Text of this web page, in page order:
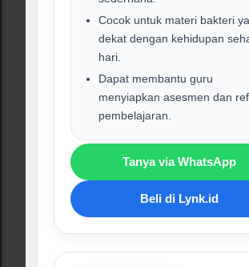
#06 Produk RPM
❮
Modul Ajar Pembelajaran